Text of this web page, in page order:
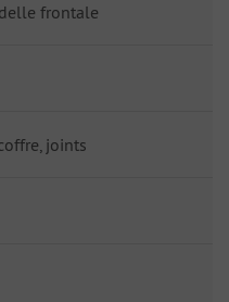
frontale
joints